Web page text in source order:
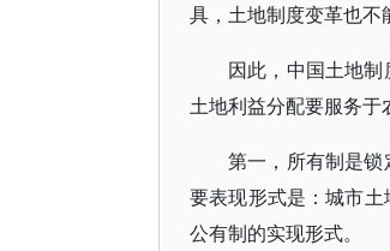
具，土地制度变革也不
因此，中国土地
土地利益分配要服务于
第一，所有制是
要表现形式是：城市
公有制的实现形式。